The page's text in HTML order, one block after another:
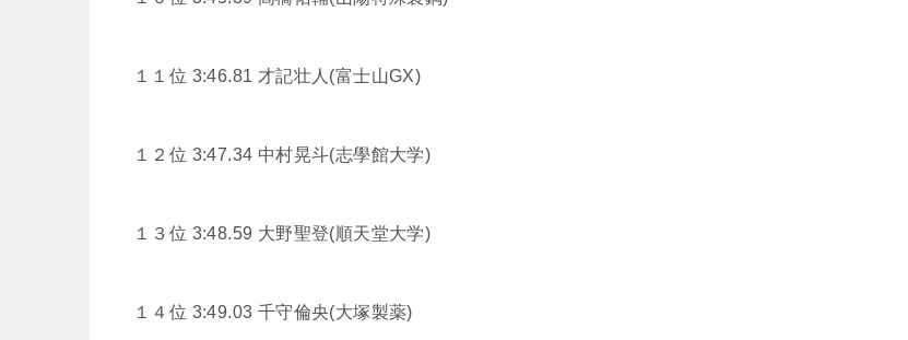
１１位 3:46.81 才記壮人(富士山GX)
１２位 3:47.34 中村晃斗(志學館大学)
１３位 3:48.59 大野聖登(順天堂大学)
１４位 3:49.03 千守倫央(大塚製薬)